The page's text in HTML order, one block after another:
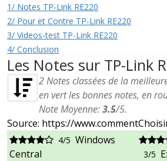
1/ Notes TP-Link RE220
2/ Pour et Contre TP-Link RE220
3/ Videos-test TP-Link RE220
4/ Conclusion
Les Notes sur TP-Link
2Notes classées de la
en vert les bonnes notes, en
Note Moyenne:3.5/5.
Source: https://
4/5 Windows
Central
3/5